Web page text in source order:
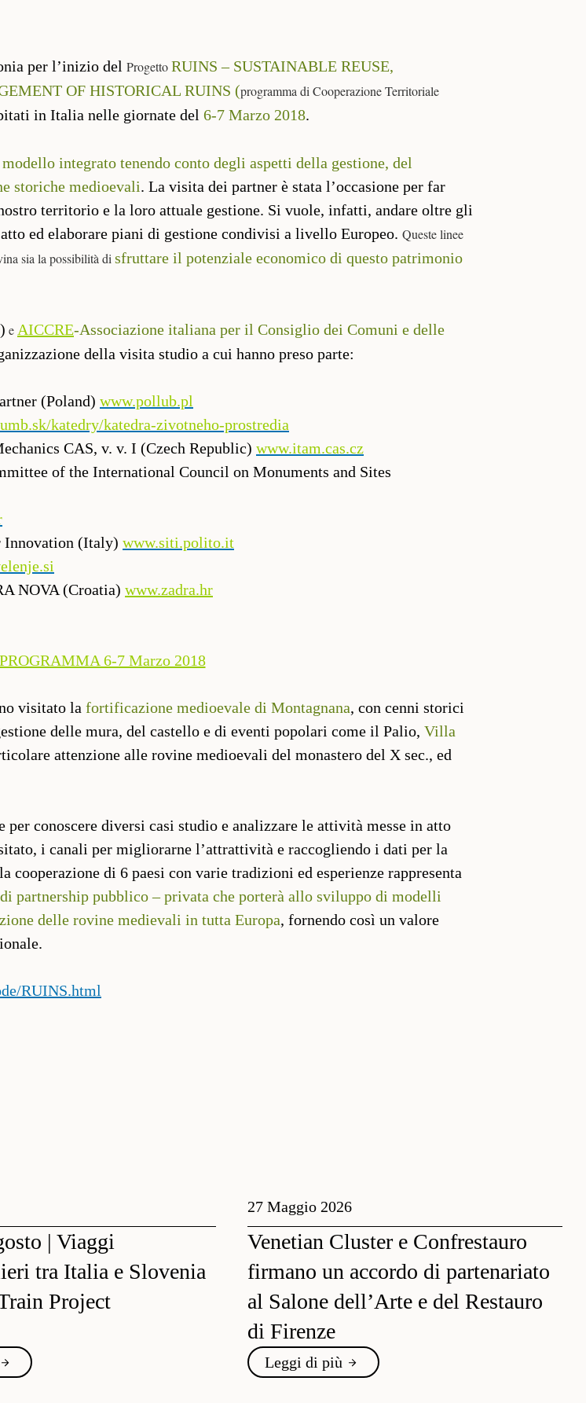
per l’inizio del ProgettoRUINS – SUSTAINABLE REUSE,
OF HISTORICAL RUINS (programma di Cooperazione Territoriale
in Italia nelle giornate del 6-7 Marzo 2018.
integrato tenendo conto degli aspetti della gestione, del
storiche medioevali. La visita dei partner è stata l’occasione per far
territorio e la loro attuale gestione. Si vuole, infatti, andare oltre gli
ed elaborare piani di gestione condivisi a livello Europeo. Queste linee
sia la possibilità di sfruttare il potenziale economico di questo patrimonio
e AICCRE-Associazione italiana per il Consiglio dei Comuni e delle
della visita studio a cui hanno preso parte:
(Poland) www.pollub.pl
katedry/katedra-zivotneho-prostredia
CAS, v. v. I (Czech Republic) www.itam.cas.cz
of the International Council on Monuments and Sites
Innovation (Italy) www.siti.polito.it
NOVA (Croatia) www.zadra.hr
PROGRAMMA 6-7 Marzo 2018
visitato la fortificazione medioevale di Montagnana, con cenni storici
delle mura, del castello e di eventi popolari come il Palio, Villa
attenzione alle rovine medioevali del monastero del X sec., ed
conoscere diversi casi studio e analizzare le attività messe in atto
i canali per migliorarne l’attrattività e raccogliendo i dati per la
cooperazione di 6 paesi con varie tradizioni ed esperienze rappresenta
partnership pubblico – privata che porterà allo sviluppo di modelli
delle rovine medievali in tutta Europa, fornendo così un valore
RUINS.html
| Viaggi
tra Italia e Slovenia
Project
27 Maggio 2026
Venetian Cluster e Confrestauro
firmano un accordo di partenariato
al Salone dell’Arte e del Restauro
di Firenze
Leggi di più